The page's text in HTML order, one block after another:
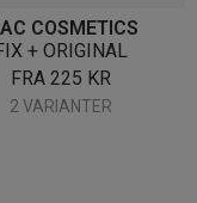
COSMETICS
+ ORIGINAL
FRA 225 KR
2 VARIANTER